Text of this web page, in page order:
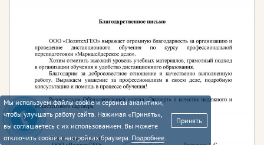
Приказ Минздравсоцразвития РФ от 22.12.2009
N 1007 «Об утверждении квалификационной
характеристики должности «Конфликтолог»
Мы используем файлы cookie и сервисы аналитики,
чтобы улучшать работу сайта. Нажимая «Принять»,
вы соглашаетесь с их использованием. Вы можете
отключить cookie в настройках браузера. Подробнее.
Принять